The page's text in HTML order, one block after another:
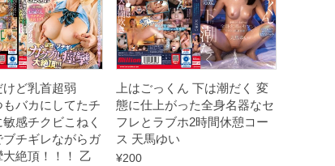
ど乳首超弱
もバカにしてたチ
感チクビこねく
ブチギレながらガ
大絶頂！！！ 乙
上はごっくん 下は潮だく 変
態に仕上がった全身名器なセ
フレとラブホ2時間休憩コー
ス 天馬ゆい
¥200